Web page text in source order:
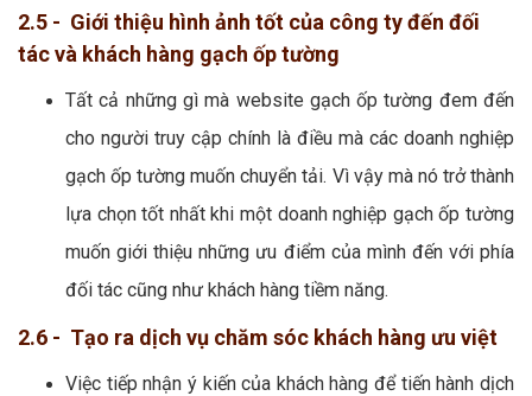
2.5 - Giới thiệu hình ảnh tốt của công ty đến đối
tác và khách hàng gạch ốp tường
Tất cả những gì mà website gạch ốp tường đem đến
cho người truy cập chính là điều mà các doanh nghiệp
gạch ốp tường muốn chuyển tải. Vì vậy mà nó trở thành
lựa chọn tốt nhất khi một doanh nghiệp gạch ốp tường
muốn giới thiệu những ưu điểm của mình đến với phía
đối tác cũng như khách hàng tiềm năng.
2.6 - Tạo ra dịch vụ chăm sóc khách hàng ưu việt
Việc tiếp nhận ý kiến của khách hàng để tiến hành dịch